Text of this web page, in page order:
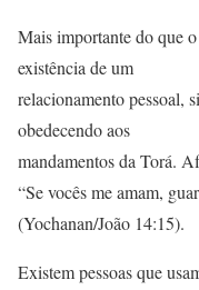
Mais importante do que
existência de um
relacionamento pessoal,
obedecendo aos
mandamentos da Torá.
“Se vocês me amam,
(Yochanan/João 14:15).
Existem pessoas que